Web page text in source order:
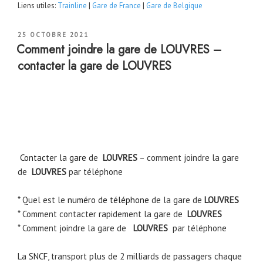
Liens utiles: Trainline | Gare de France | Gare de Belgique
PUBLIÉ
LE
25 OCTOBRE 2021
Comment joindre la gare de LOUVRES –
contacter la gare de LOUVRES
Contacter la gare de LOUVRES – comment joindre la gare
de LOUVRES par téléphone
* Quel est le numéro de téléphone de la gare de LOUVRES
* Comment contacter rapidement la gare de LOUVRES
* Comment joindre la gare de
LOUVRES par téléphone
La SNCF , transport plus de 2 milliards de passagers chaque